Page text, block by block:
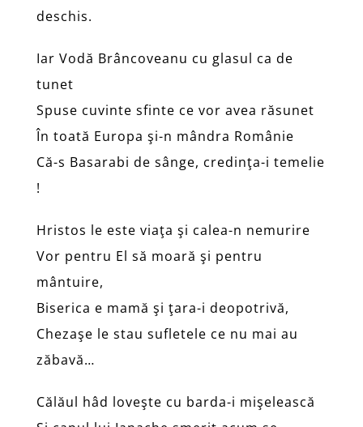
deschis.
Iar Vodă Brâncoveanu cu glasul ca de
tunet
Spuse cuvinte sfinte ce vor avea răsunet
În toată Europa şi-n mândra Românie
Că-s Basarabi de sânge, credinţa-i temelie
!
Hristos le este viaţa şi calea-n nemurire
Vor pentru El să moară şi pentru
mântuire,
Biserica e mamă şi ţara-i deopotrivă,
Chezaşe le stau sufletele ce nu mai au
zăbavă…
Călăul hâd loveşte cu barda-i mişelească